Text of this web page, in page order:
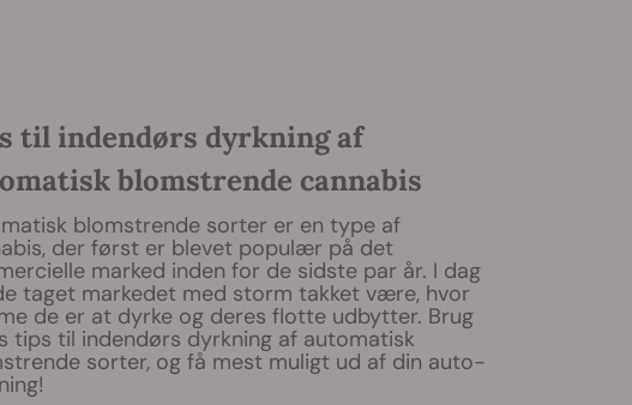
til indendørs dyrkning af
blomstrende cannabis
blomstrende sorter er en type af
der først er blevet populær på det
marked inden for de sidste par år. I dag
taget markedet med storm takket være, hvor
de er at dyrke og deres flotte udbytter. Brug
tips til indendørs dyrkning af automatisk
sorter, og få mest muligt ud af din auto-